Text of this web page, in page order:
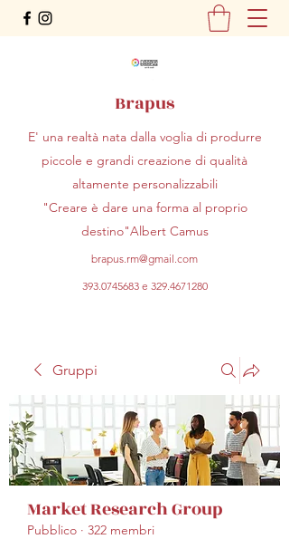
Brapus
E' una realtà nata dalla voglia di produrre
piccole e grandi creazione di qualità
altamente personalizzabili
"Creare è dare una forma al proprio
destino"Albert Camus
brapus.rm@gmail.com
393.0745683e 329.4671280
Gruppi
Market Research Group
Pubblico · 322 membri